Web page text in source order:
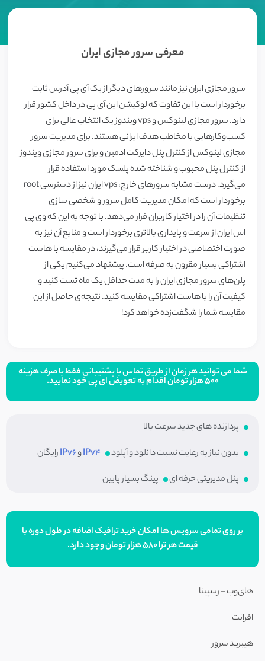
معرفی سرور مجازی ایران
سرور مجازی ایران نیز مانند سرورهای دیگر از یک آی پی آدرس ثابت
برخوردار است با این تفاوت که لوکیشن این آی پی در داخل کشور قرار
دارد. سرور مجازی لینوکس و vps ویندوز یک انتخاب عالی برای
کسب‌و‌کارهایی با مخاطب هدف ایرانی هستند. برای مدیریت سرور
مجازی لینوکس از کنترل پنل دایرکت ادمین و برای سرور مجازی ویندوز
از کنترل پنل محبوب و شناخته شده پلسک مورد استفاده قرار
می‌گیرد. درست مشابه سرورهای خارج، vps ایران نیز از دسترسی‌ root
برخوردار است که امکان مدیریت کامل سرور و شخصی سازی
تنظیمات آن را در اختیار کاربران قرار می‌دهد. با توجه به این که وی پی
اس ایران از سرعت و پایداری بالاتری برخوردار است و منابع آن نیز به
صورت اختصاصی در اختیار کاربر قرار می‌گیرند، در مقایسه با هاست
اشتراکی بسیار مقرون به صرفه است. پیشنهاد می‌کنیم یکی از
پلن‌های سرور مجازی ایران را به مدت حداقل یک ماه تست کنید و
کیفیت آن را با هاست اشتراکی مقایسه کنید. نتیجه‌ی حاصل از این
مقایسه شما را شگفت‌زده خواهد کرد!
شما می توانید هر زمان از طریق تماس با پشتیبانی فقط با صرف هزینه
۵۰۰ هزار تومان اقدام به تعویض ای پی خود نمایید.
پردازنده های جدید سرعت بالا
بدون نیاز به رعایت نسبت دانلود و آپلود
IPv4وIPv6رایگان
پنل مدیریتی حرفه ای​
پینگ بسیار پایین
بر روی تمامی سرویس ها امکان خرید ترافیک اضافه در طول دوره با
قیمت هر ترا ۵۸۰ هزار تومان وجود دارد.
های‌وب - رسپینا
افرانت
هیبرید سرور